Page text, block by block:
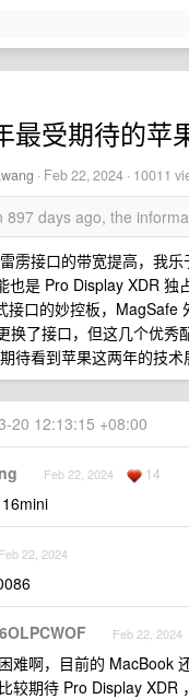
最受期待的苹
· Feb 22, 2024 · 10011
897 days ago, the
雳接口的带宽提高，我
也是 Pro Display XDR 独
接口的妙控板，
换了接口，但这几个优秀
待看到苹果这两年的技术
20 12:13:15 +08:00
Feb 22, 2024 14
Feb 22, 2024
Feb 22, 2024
难啊，目前的 MacBook
较期待 Pro Display XDR